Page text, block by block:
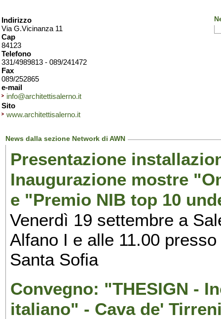
Indirizzo
Via G.Vicinanza 11
Cap
84123
Telefono
331/4989813 - 089/241472
Fax
089/252865
e-mail
info@architettisalerno.it
Sito
www.architettisalerno.it
News dalla sezione Network di AWN
Presentazione
Inaugurazione mostre
e "Premio NIB top 10
Venerdì 19 settembre a
Alfano I e alle 11.00
Santa Sofia
Convegno: "THESIGN -
italiano" - Cava de'